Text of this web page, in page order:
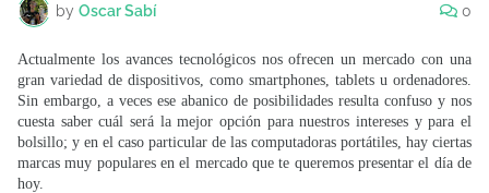
by Oscar Sabí 0
Actualmente los avances tecnológicos nos ofrecen un mercado con una
gran variedad de dispositivos, como smartphones, tablets u ordenadores.
Sin embargo, a veces ese abanico de posibilidades resulta confuso y nos
cuesta saber cuál será la mejor opción para nuestros intereses y para el
bolsillo; y en el caso particular de las computadoras portátiles, hay ciertas
marcas muy populares en el mercado que te queremos presentar el día de
hoy.